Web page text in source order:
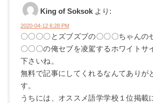
King of Soksok より:
2020-04-12 6:28 PM
〇〇〇〇とズブズブの〇〇〇ちゃんの
〇〇〇の俺セブを凌駕するホワイトサ
下さいね。
無料で記事にしてくれるなんてありが
す。
うちには、オススメ語学学校１位掲載